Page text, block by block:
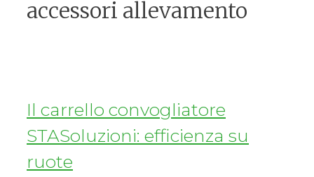
accessori allevamento
Il carrello convogliatore
STASoluzioni: efficienza su
ruote